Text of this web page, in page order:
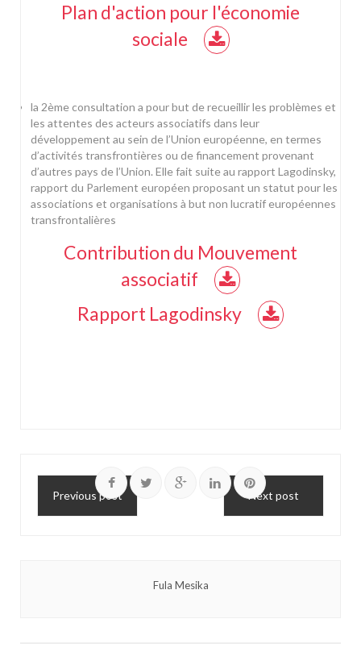
Plan d'action pour l'économie
sociale
la 2ème consultation a pour but de recueillir les problèmes et
les attentes des acteurs associatifs dans leur
développement au sein de l’Union européenne, en termes
d’activités transfrontières ou de financement provenant
d’autres pays de l’Union. Elle fait suite au rapport Lagodinsky,
rapport du Parlement européen proposant un statut pour les
associations et organisations à but non lucratif européennes
transfrontalières
Contribution du Mouvement
associatif
Rapport Lagodinsky
Previous post Next post
Fula Mesika